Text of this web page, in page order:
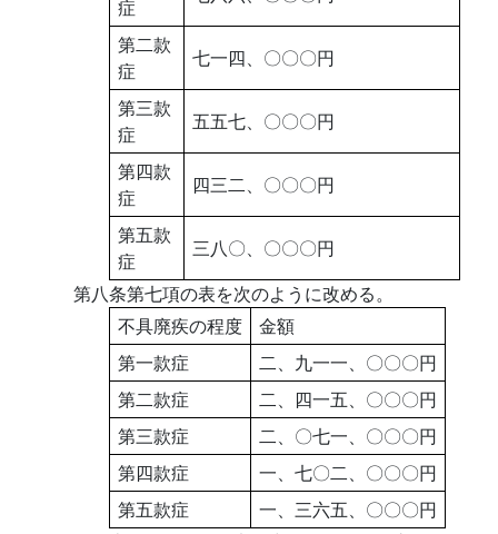
症
第二款
症
七一四、〇〇〇円
第三款
症
五五七、〇〇〇円
第四款
症
四三二、〇〇〇円
第五款
症
三八〇、〇〇〇円
第八条第七項の表を次のように改める。
不具廃疾の程度
金額
第一款症
二、九一一、〇〇〇円
第二款症
二、四一五、〇〇〇円
第三款症
二、〇七一、〇〇〇円
第四款症
一、七〇二、〇〇〇円
第五款症
一、三六五、〇〇〇円